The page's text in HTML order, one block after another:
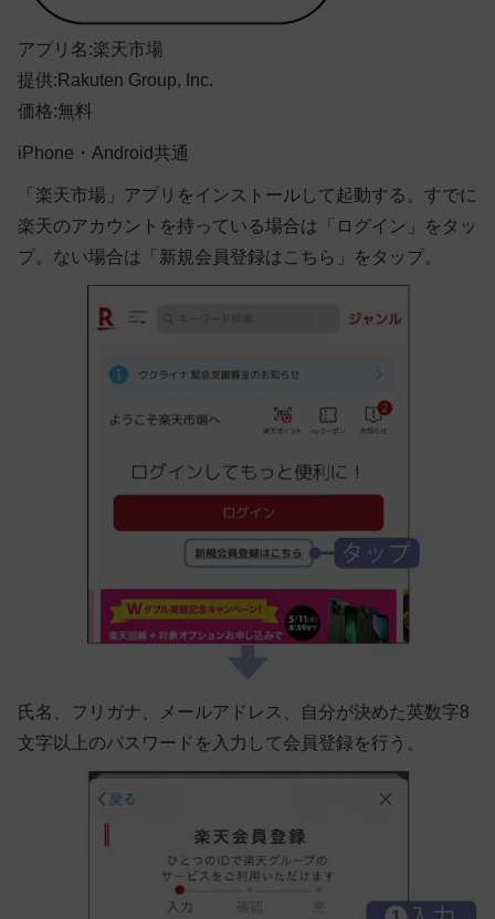
アプリ名:楽天市場
提供:Rakuten Group, Inc.
価格:無料
iPhone・Android共通
「楽天市場」アプリをインストールして起動する。すでに
楽天のアカウントを持っている場合は「ログイン」をタッ
プ。ない場合は「新規会員登録はこちら」をタップ。
氏名、フリガナ、メールアドレス、自分が決めた英数字8
文字以上のパスワードを入力して会員登録を行う。